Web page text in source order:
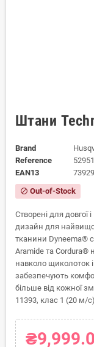
Штани
Brand
Reference
EAN13
block Out-of-Stock
Створені для довгої
дизайн для найвищої
тканини Dyneema®
Aramide та Cordura®
навколо щиколоток
забезпечують
більше від кожної
11393, клас 1 (20 м/